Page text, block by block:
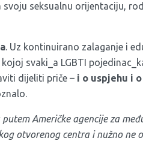
svoju seksualnu orijentaciju,
. Uz kontinuirano zalaganje i
svaki_a LGBTI
dijeliti priče – i o uspjehu i
Američke agencije za
otvorenog centra i nužno ne